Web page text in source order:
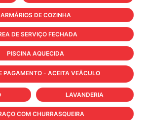
ARMÁRIOS DE COZINHA
DE SERVIÇO FECHADA
PISCINA AQUECIDA
PAGAMENTO - ACEITA VEÃCULO
LAVANDERIA
COM CHURRASQUEIRA